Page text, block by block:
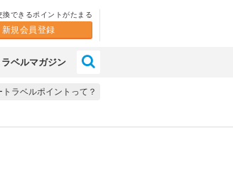
換できるポイントがたまる
新規会員登録
ラベルマガジン
トラベルポイントって？